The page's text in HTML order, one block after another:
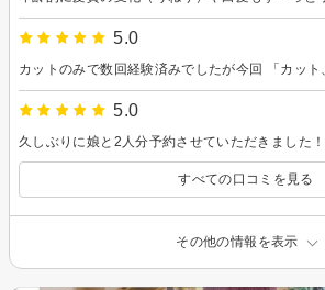
5.0
5.0
すべての口コミを見る
その他の情報を表示